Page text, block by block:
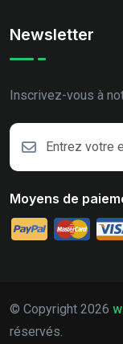
Newsletter
Inscrivez-vous à
Moyens de
© Copyright 2026
réservés.